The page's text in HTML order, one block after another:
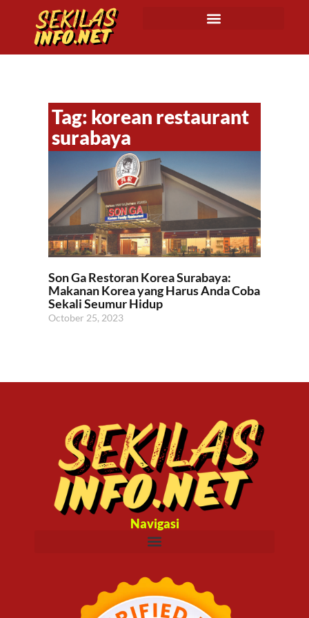
Tag: korean restaurant
surabaya
Son Ga Restoran Korea Surabaya:
Makanan Korea yang Harus Anda Coba
Sekali Seumur Hidup
October 25, 2023
Navigasi